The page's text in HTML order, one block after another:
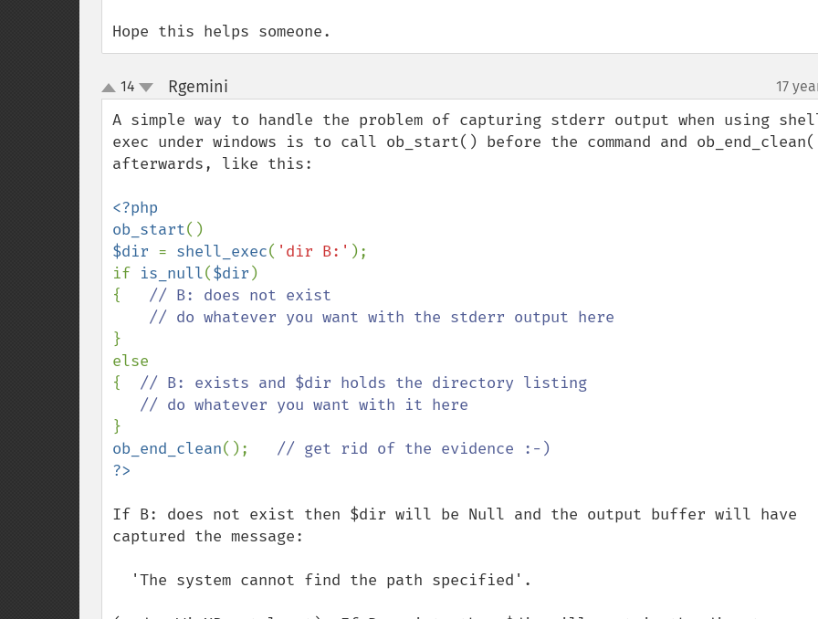
Hope this helps someone.
up
down
14 Rgemini 17
A simple way to handle the problem of capturing stderr output when using
exec under windows is to call ob_start() before the command and
afterwards, like this:
<?php
ob_start
$dir = shell_exec( 'dir B:' );
if is_null($dir )
{ // B: does not exist
}
else
{ // B: exists and $dir holds the directory listing
ob_end_clean();
If B: does not exist then $dir will be Null and the output buffer will have
captured the message: